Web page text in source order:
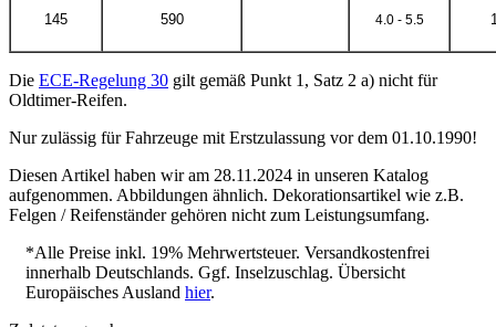
145 590 4.0 - 5.5
Die ECE-Regelung 30 gilt gemäß Punkt 1, Satz 2 a) nicht für
Oldtimer-Reifen.
Nur zulässig für Fahrzeuge mit Erstzulassung vor dem 01.10.1990!
Diesen Artikel haben wir am 28.11.2024 in unseren Katalog
aufgenommen. Abbildungen ähnlich. Dekorationsartikel wie z.B.
Felgen / Reifenständer gehören nicht zum Leistungsumfang.
*Alle Preise inkl. 19% Mehrwertsteuer. Versandkostenfrei
innerhalb Deutschlands. Ggf. Inselzuschlag. Übersicht
Europäisches Ausland hier.